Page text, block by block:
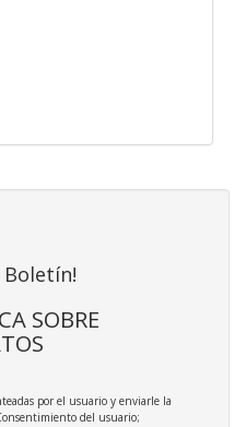
Boletín!
SOBRE
por el usuario y enviarle la
del usuario;